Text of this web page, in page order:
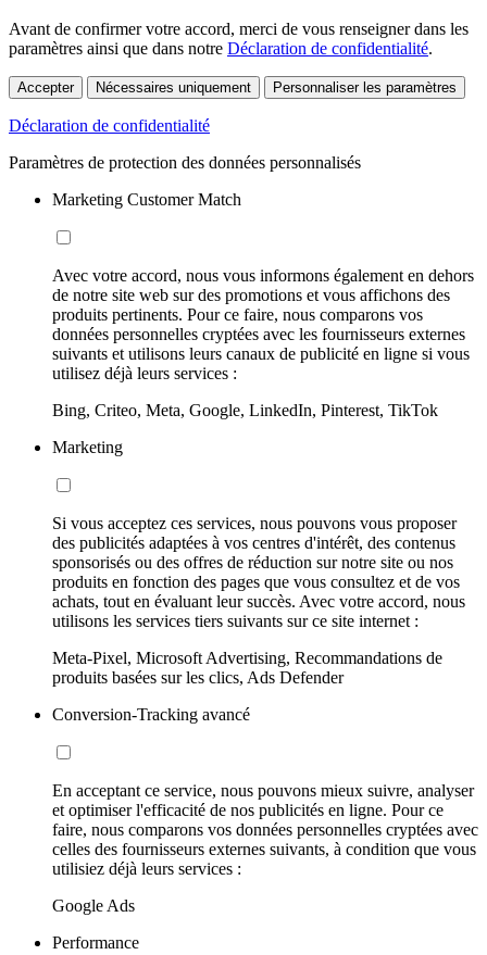
Avant de confirmer votre accord, merci de vous renseigner dans les
paramètres ainsi que dans notre Déclaration de confidentialité.
Accepter Nécessaires uniquement Personnaliser les paramètres
Déclaration de confidentialité
Paramètres de protection des données personnalisés
Marketing Customer Match
Avec votre accord, nous vous informons également en dehors
de notre site web sur des promotions et vous affichons des
produits pertinents. Pour ce faire, nous comparons vos
données personnelles cryptées avec les fournisseurs externes
suivants et utilisons leurs canaux de publicité en ligne si vous
utilisez déjà leurs services :
Bing, Criteo, Meta, Google, LinkedIn, Pinterest, TikTok
Marketing
Si vous acceptez ces services, nous pouvons vous proposer
des publicités adaptées à vos centres d'intérêt, des contenus
sponsorisés ou des offres de réduction sur notre site ou nos
produits en fonction des pages que vous consultez et de vos
achats, tout en évaluant leur succès. Avec votre accord, nous
utilisons les services tiers suivants sur ce site internet :
Meta-Pixel, Microsoft Advertising, Recommandations de
produits basées sur les clics, Ads Defender
Conversion-Tracking avancé
En acceptant ce service, nous pouvons mieux suivre, analyser
et optimiser l'efficacité de nos publicités en ligne. Pour ce
faire, nous comparons vos données personnelles cryptées avec
celles des fournisseurs externes suivants, à condition que vous
utilisiez déjà leurs services :
Google Ads
Performance